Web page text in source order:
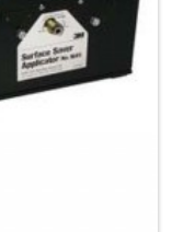
stuk op
met 'n
24 stuks
vir jou